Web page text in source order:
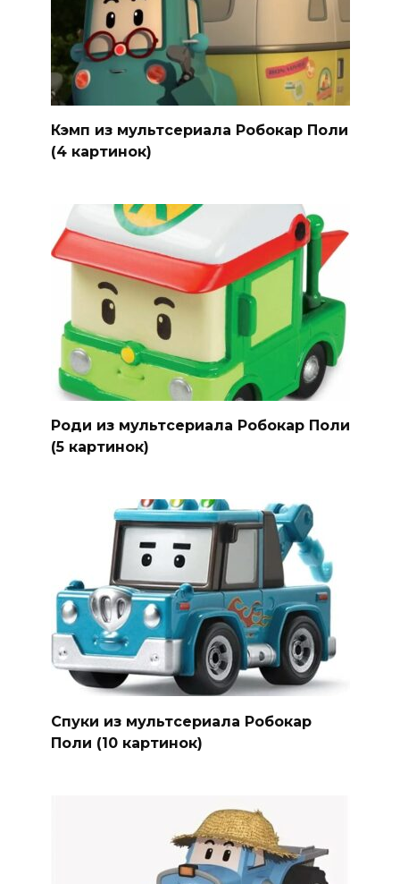
Кэмп из мультсериала Робокар Поли
(4 картинок)
Роди из мультсериала Робокар Поли
(5 картинок)
Спуки из мультсериала Робокар
Поли (10 картинок)